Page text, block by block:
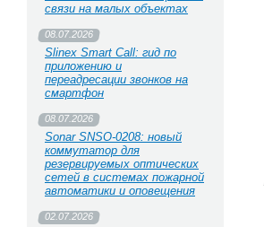
связи на малых объектах
08.07.2026
Slinex Smart Call: гид по
приложению и
переадресации звонков на
смартфон
08.07.2026
Sonar SNSO-0208: новый
коммутатор для
резервируемых оптических
сетей в системах пожарной
автоматики и оповещения
02.07.2026